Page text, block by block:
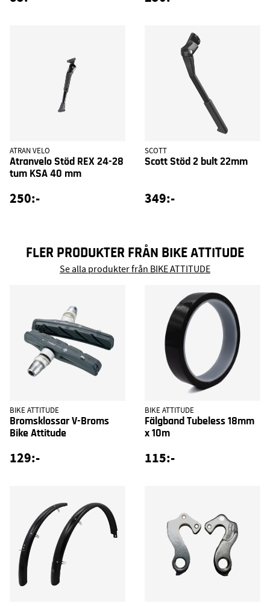
ATRAN VELO
Atranvelo Stöd REX 24-28
tum KSA 40 mm
250:-
SCOTT
Scott Stöd 2 bult 22mm
349:-
FLER PRODUKTER FRÅN BIKE ATTITUDE
Se alla produkter från BIKE ATTITUDE
BIKE ATTITUDE
Bromsklossar V-Broms
Bike Attitude
129:-
BIKE ATTITUDE
Fälgband Tubeless 18mm
x 10m
115:-